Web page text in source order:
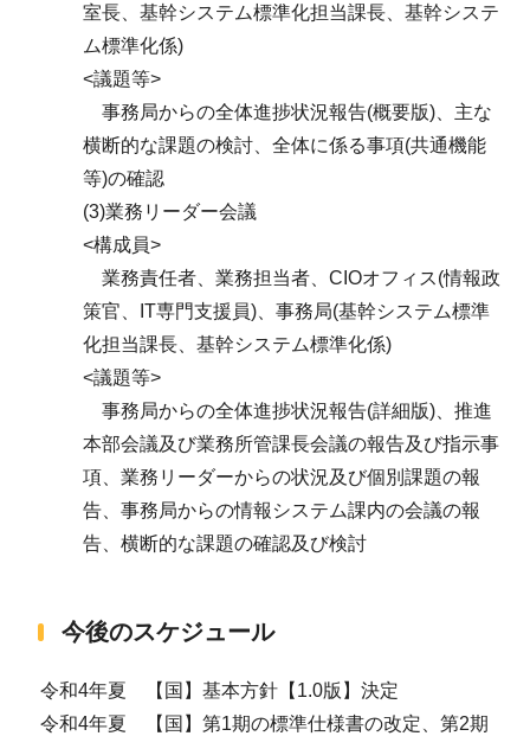
室長、基幹システム標準化担当課長、基幹システ
ム標準化係)
<議題等>
事務局からの全体進捗状況報告(概要版)、主な
横断的な課題の検討、全体に係る事項(共通機能
等)の確認
(3)業務リーダー会議
<構成員>
業務責任者、業務担当者、CIOオフィス(情報政
策官、IT専門支援員)、事務局(基幹システム標準
化担当課長、基幹システム標準化係)
<議題等>
事務局からの全体進捗状況報告(詳細版)、推進
本部会議及び業務所管課長会議の報告及び指示事
項、業務リーダーからの状況及び個別課題の報
告、事務局からの情報システム課内の会議の報
告、横断的な課題の確認及び検討
今後のスケジュール
令和4年夏 【国】基本方針【1.0版】決定
令和4年夏 【国】第1期の標準仕様書の改定、第2期